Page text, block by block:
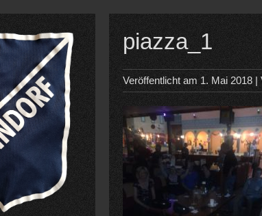
piazza_1
Veröffentlicht am 1. Mai 2018 |